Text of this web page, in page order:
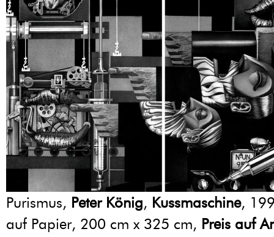
Purismus, Peter König, Kussmaschine,
auf Papier, 200 cm x 325 cm, Preis auf